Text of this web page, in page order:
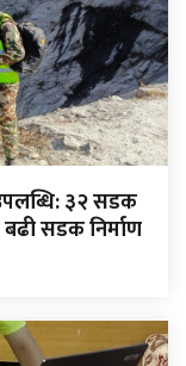
३२ सडक
सडक निर्माण